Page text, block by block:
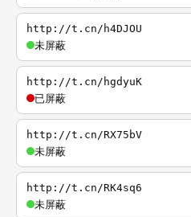
http://t.cn/h4DJOU
未屏蔽
http://t.cn/hgdyuK
已屏蔽
http://t.cn/RX75bV
未屏蔽
http://t.cn/RK4sq6
未屏蔽